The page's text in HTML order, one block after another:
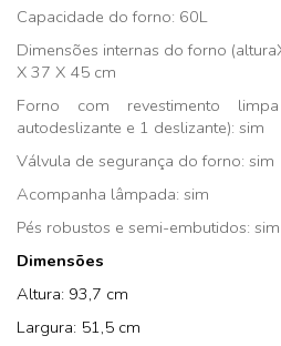
Capacidade do forno: 60L
Dimensões internas do forno
X 37 X 45 cm
Forno com revestimento
autodeslizante e 1 deslizante): sim
Válvula de segurança do forno: sim
Acompanha lâmpada: sim
Pés robustos e semi-embutidos: sim
Dimensões
Altura: 93,7 cm
Largura: 51,5 cm